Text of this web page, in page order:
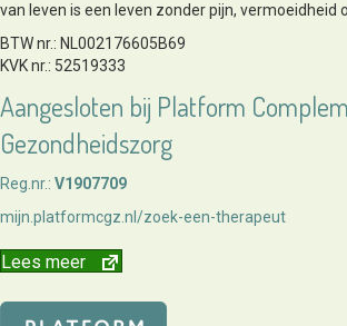
van leven is een leven zonder pijn, vermoeidheid
BTW nr.: NL002176605B69
KVK nr.: 52519333
Aangesloten bij Platform
Gezondheidszorg
Reg.nr.: V1907709
mijn.platformcgz.nl/zoek-een-therapeut
Lees meer